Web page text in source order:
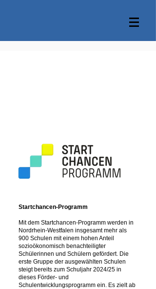
Startchancen-Programm
Mit dem Startchancen-Programm werden in
Nordrhein-Westfalen insgesamt mehr als
900 Schulen mit einem hohen Anteil
sozioökonomisch benachteiligter
Schülerinnen und Schülern gefördert. Die
erste Gruppe der ausgewählten Schulen
steigt bereits zum Schuljahr 2024/25 in
dieses Förder- und
Schulentwicklungsprogramm ein. Es zielt ab